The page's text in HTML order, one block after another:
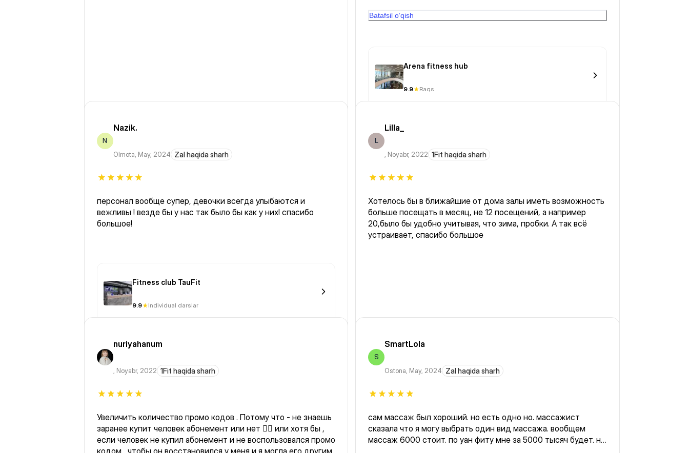
Batafsil o‘qish
Arena fitness hub
9.9 Raqs
N
Nazik.
Olmota, May, 2024 Zal haqida sharh
персонал вообще супер, девочки всегда улыбаются и
вежливы ! везде бы у нас так было бы как у них! спасибо
большое!
Fitness club TauFit
9.9 Individual darslar
L
Lilla_
, Noyabr, 2022 1Fit haqida sharh
Хотелось бы в ближайшие от дома залы иметь возможность
больше посещать в месяц, не 12 посещений, а например
20,было бы удобно учитывая, что зима, пробки. А так всё
устраивает, спасибо большое
nuriyahanum
, Noyabr, 2022 1Fit haqida sharh
Увеличить количество промо кодов . Потому что - не знаешь
заранее купит человек абонемент или нет 🤷‍♀️ или хотя бы ,
если человек не купил абонемент и не воспользовался промо
S
SmartLola
Ostona, May, 2024 Zal haqida sharh
сам массаж был хороший. но есть одно но. массажист
сказала что я могу выбрать один вид массажа. вообщем
массаж 6000 стоит. по уан фиту мне за 5000 тысяч будет. но